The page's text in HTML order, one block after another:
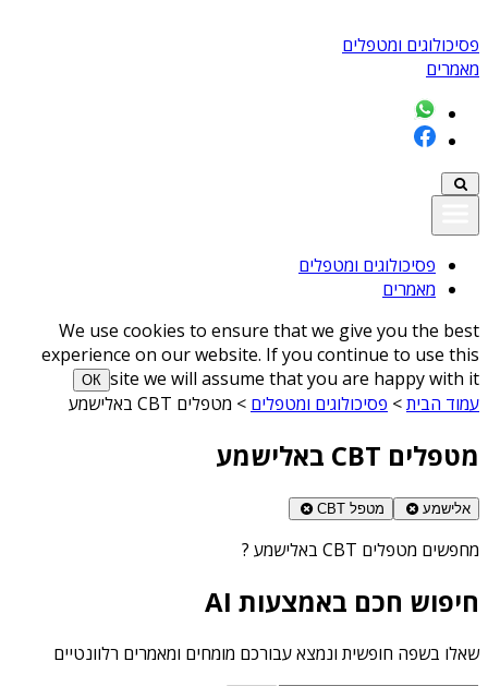
פסיכולוגים ומטפלים
מאמרים
פסיכולוגים ומטפלים
מאמרים
We use cookies to ensure that we give you the best
experience on our website. If you continue to use this
site we will assume that you are happy with it
ОК
עמוד הבית> פסיכולוגים ומטפלים > מטפלים CBT באלישמע
מטפלים CBT באלישמע
אלישמע מטפל CBT
מחפשים מטפלים CBT באלישמע ?
חיפוש חכם באמצעות AI
שאלו בשפה חופשית ונמצא עבורכם מומחים ומאמרים רלוונטיים